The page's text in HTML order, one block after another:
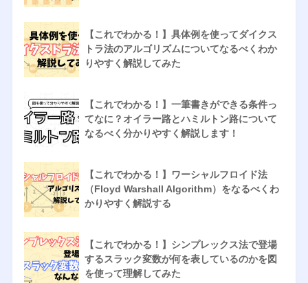
【これでわかる！】具体例を使ってダイクス
トラ法のアルゴリズムについてなるべくわか
りやすく解説してみた
【これでわかる！】一筆書きができる条件っ
てなに？オイラー路とハミルトン路について
なるべく分かりやすく解説します！
【これでわかる！】ワーシャルフロイド法
（Floyd Warshall Algorithm）をなるべくわ
かりやすく解説する
【これでわかる！】シンプレックス法で登場
するスラック変数が何を表しているのかを図
を使って理解してみた